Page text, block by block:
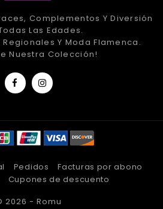
Complementos Y Diversión
Las Edades.
Y Moda Flamenca.
Nuestra Colección!
Pedidos
Facturas por abono
Cupones de descuento
2026 - Romu